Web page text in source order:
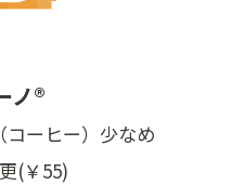
ノ®
コーヒー）少なめ
(￥55)